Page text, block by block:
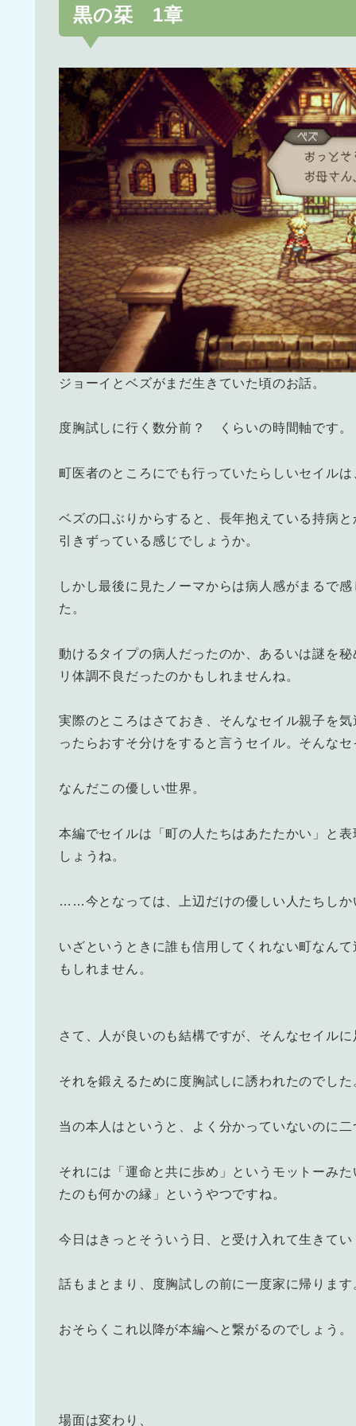
黒の栞 1章
ジョーイとベズがまだ生きていた頃のお話。
度胸試しに行く数分前？ くらいの時間軸です。
町医者のところにでも行っていたらしいセイル
ベズの口ぶりからすると、長年抱えている持病
引きずっている感じでしょうか。
しかし最後に見たノーマからは病人感がまるで
た。
動けるタイプの病人だったのか、あるいは謎を
リ体調不良だったのかもしれませんね。
実際のところはさておき、そんなセイル親子を
ったらおすそ分けをすると言うセイル。そんな
なんだこの優しい世界。
本編でセイルは「町の人たちはあたたかい」と
しょうね。
……今となっては、上辺だけの優しい人たちしか
いざというときに誰も信用してくれない町なん
もしれません。
さて、人が良いのも結構ですが、そんなセイル
それを鍛えるために度胸試しに誘われたのでした
当の本人はというと、よく分かっていないのに二
それには「運命と共に歩め」というモットーみ
たのも何かの縁」というやつですね。
今日はきっとそういう日、と受け入れて生きて
話もまとまり、度胸試しの前に一度家に帰ります
おそらくこれ以降が本編へと繋がるのでしょう。
場面は変わり、